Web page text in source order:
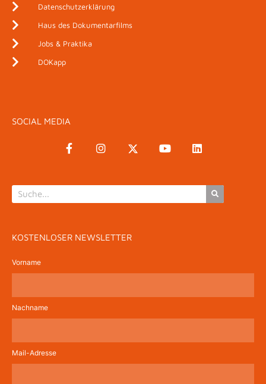
Datenschutzerklärung
Haus des Dokumentarfilms
Jobs & Praktika
DOKapp
SOCIAL MEDIA
KOSTENLOSER NEWSLETTER
Vorname
Nachname
Mail-Adresse